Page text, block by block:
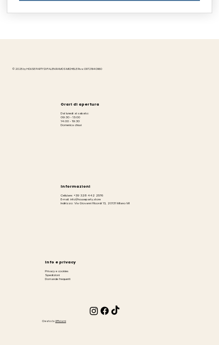
© 2025 by HOUSE PARTY DI FALEN RAMOS MICHELE P.iva: 09721640960
Orari di apertura
Dal lunedì al sabato:
09:30 - 13:00
14:00 - 19:30
Domenica chiusi
Informazioni
Cellulare: +39 328 442 2576
E-mail: info@houseparty.store
Indirizzo: Via Giovanni Ricordi 13, 20131 Milano MI
Info e privacy
Privacy e cookies
Spedizioni
Domande frequenti
Creato da Ufficiami